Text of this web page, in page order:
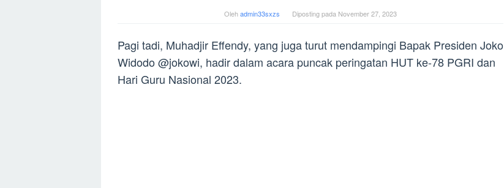
Olehadmin33sxzs Diposting pada November 27, 2023
Pagi tadi, Muhadjir Effendy, yang juga turut mendampingi Bapak Presiden Joko
Widodo @jokowi, hadir dalam acara puncak peringatan HUT ke-78 PGRI dan
Hari Guru Nasional 2023.